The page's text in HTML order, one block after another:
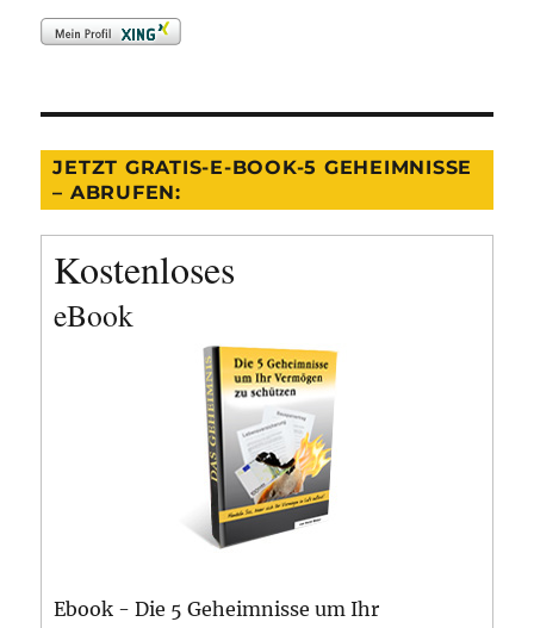
JETZT GRATIS-E-BOOK-5 GEHEIMNISSE
– ABRUFEN:
Kostenloses
eBook
Ebook - Die 5 Geheimnisse um Ihr